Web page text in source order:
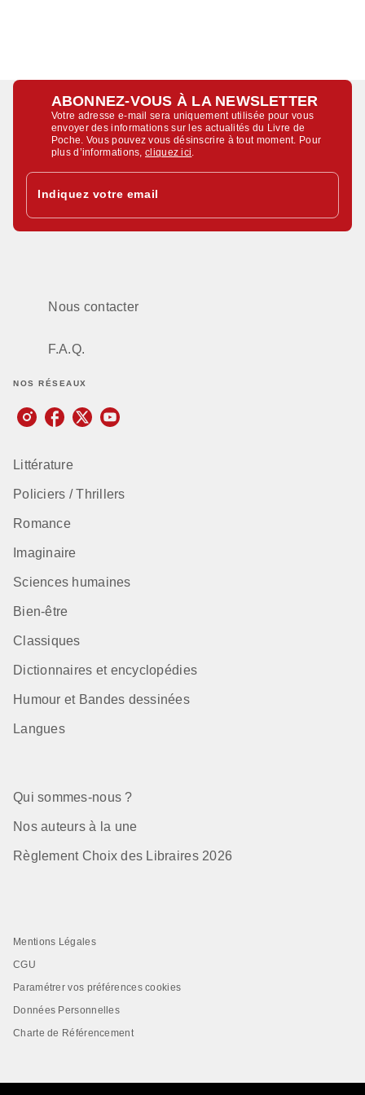
ABONNEZ-VOUS À LA NEWSLETTER
Votre adresse e-mail sera uniquement utilisée pour vous
envoyer des informations sur les actualités du Livre de
Poche. Vous pouvez vous désinscrire à tout moment. Pour
plus d’informations,cliquez ici
Indiquez votre email
Nous contacter
F.A.Q.
NOS RÉSEAUX
Littérature
Policiers / Thrillers
Romance
Imaginaire
Sciences humaines
Bien-être
Classiques
Dictionnaires et encyclopédies
Humour et Bandes dessinées
Langues
Qui sommes-nous ?
Nos auteurs à la une
Règlement Choix des Libraires 2026
Mentions Légales
CGU
Paramétrer vos préférences cookies
Données Personnelles
Charte de Référencement